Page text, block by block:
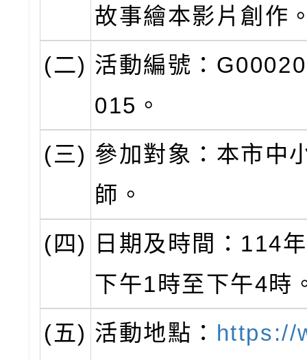
故事繪本影片創作
(二) 活動編號：
015。
(三) 參加對象：本市中
師。
(四)
日期及時間：114
下午1時至下午4時
(五) 活動地點： https://